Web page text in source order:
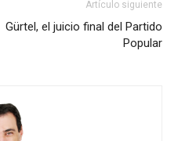
Artículo siguiente
Gürtel, el juicio final del Partido
Popular